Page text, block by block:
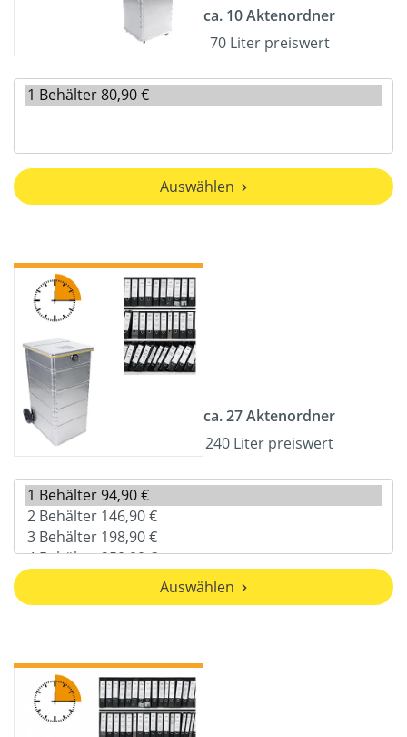
ca. 10 Aktenordner
70 Liter preiswert
Auswählen
ca. 27 Aktenordner
240 Liter preiswert
Auswählen